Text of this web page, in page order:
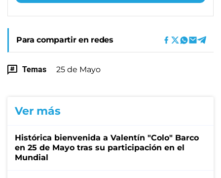
Para compartir en redes
Temas 25 de Mayo
Ver más
Histórica bienvenida a Valentín "Colo" Barco
en 25 de Mayo tras su participación en el
Mundial